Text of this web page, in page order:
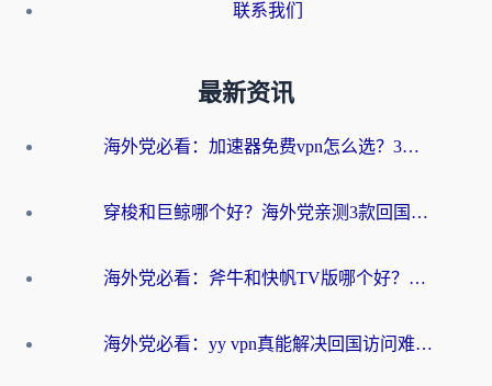
联系我们
最新资讯
海外党必看：加速器免费vpn怎么选？3步教你无缝访问国内资源
穿梭和巨鲸哪个好？海外党亲测3款回国加速器，教你避开90%的坑
海外党必看：斧牛和快帆TV版哪个好？3分钟选对回国加速器，无缝刷B站、追热剧
海外党必看：yy vpn真能解决回国访问难题？附云极initap测评+免费方案对比